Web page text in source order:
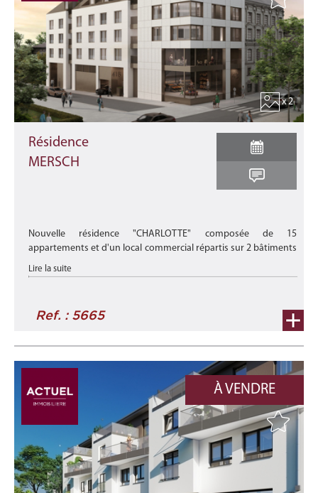
x 2
Résidence
MERSCH
Nouvelle résidence "CHARLOTTE" composée de 15
appartements et d'un local commercial répartis sur 2 bâtiments
distincts et située au cœur de la ville de Mersch, proche des
transports en comm ...
Lire la suite
Ref. : 5665
À VENDRE